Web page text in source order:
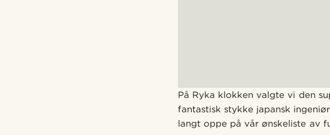
På Ryka klokken valgte vi den
fantastisk stykke japansk
langt oppe på vår ønskeliste av